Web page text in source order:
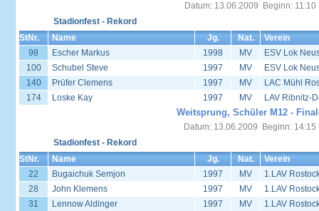
Datum: 13.06.2009 Beginn: 11:10
Stadionfest - Rekord
StNr.
Name Jg. Nat.
Verein
98
Escher Markus 1998 MV
ESV Lok
100
Schubel Steve 1997 MV
ESV Lok
140
Prüfer Clemens 1997 MV
LAC Mühl
174
Loske Kay 1997 MV LAV Ribnitz-
Weitsprung, Schüler M12 -
Datum: 13.06.2009 Beginn: 14:15
Stadionfest - Rekord
StNr.
Name Jg. Nat.
Verein
22
Bugaichuk Semjon 1997 MV
1.LAV
28
John Klemens 1997 MV
1.LAV
31
Lennow Aldinger 1997 MV
1.LAV